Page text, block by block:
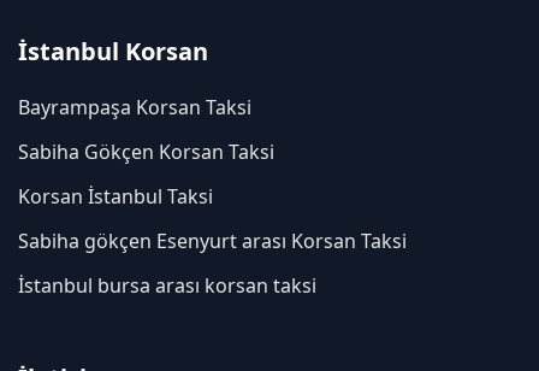
İstanbul Korsan
Bayrampaşa Korsan Taksi
Sabiha Gökçen Korsan Taksi
Korsan İstanbul Taksi
Sabiha gökçen Esenyurt arası Korsan Taksi
İstanbul bursa arası korsan taksi